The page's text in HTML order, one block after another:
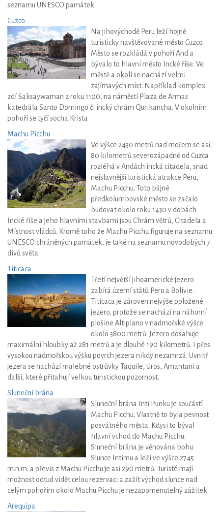
seznamu UNESCO památek.
Cuzco
Na jihovýchodě Peru leží hojně
turisticky navštěvované město Cuzco.
Město se rozkládá v pohoří And a
bývalo to hlavní město Incké říše. Ve
městě a okolí se nachází velmi
zajímavých míst. Například komplex
zdí Saksaywaman z roku 1100, na náměstí Plaza de Armas
katedrála Santo Domingo či incký chrám Qurikancha. V okolním
pohoří se tyčí socha Krista
Machu Picchu
Ve výšce 2430 metrů nad mořem se asi
80 kilometrů severozápadně od Cuzca
rozléhá v Andách incká citadela, snad
nejslavnější turistická atrakce Peru,
Machu Picchu. Toto bájné
předkolumbovské město se začalo
budovat okolo roku 1430 v dobách
Incké říše a jeho hlavními stavbami jsou Chrám větrů, Citadela a
Místnost vládců. Kromě toho že Machu Picchu figuruje na seznamu
UNESCO chráněných památek, je také na seznamu novodobých 7
divů světa.
Titicaca
Třetí největší jihoamerické jezero
zabírá území států Peru a Bolívie.
Titicaca je zároven nejvýše položené
jezero, protože se nachází na náhorní
plošine Altiplano v nadmořské výšce
okolo 3800 metrů. Jezero dosahuje
maximální hloubky až 281 metrů a je dlouhé 190 kilometrů. I přes
vysokou nadmořskou výšku povrch jezera nikdy nezamrzá. Uvnitř
jezera se nachází malebné ostrůvky Taquile, Uros, Amantani a
další, které přitahují velkou turistickou pozornost.
Sluneční brána
Sluneční brána Inti Punku je součástí
Machu Picchu. Vlastně to byla pevnost
posvátného města. Kdysi to býval
hlavní vchod do Machu Picchu.
Sluneční brána je věnována bohu
Slunce Intimu a leží ve výšce 2745
m.n.m. a převis z Machu Picchu je asi 290 metrů. Turisté mají
možnost odtud vidět celou rezervaci a zažít východ slunce nad
celým pohořím okolo Machu Picchu je nezapomenutelný zážitek.
Arequipa